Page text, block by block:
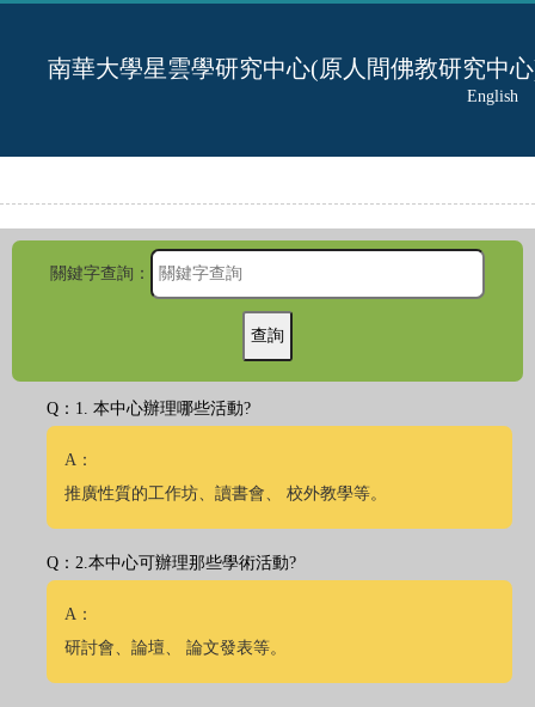
南華大學星雲學研究中心(原人間佛教研究中
English
關鍵字查詢：
Q：1. 本中心辦理哪些活動?
A：
推廣性質的工作坊、讀書會、 校外教學等。
Q：2.本中心可辦理那些學術活動?
A：
研討會、論壇、 論文發表等。